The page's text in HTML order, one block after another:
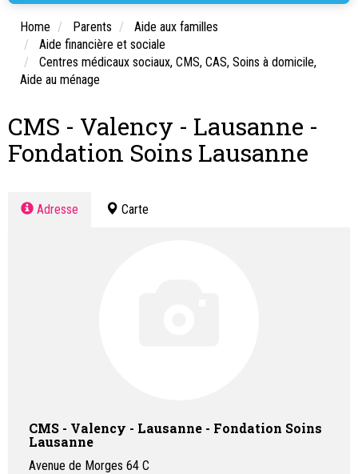
Home Parents
Aide aux familles
Aide financière et sociale
Centres médicaux sociaux, CMS, CAS, Soins à domicile,
Aide au ménage
CMS - Valency - Lausanne -
Fondation Soins Lausanne
Adresse Carte
CMS - Valency - Lausanne - Fondation Soins
Lausanne
Avenue de Morges 64 C